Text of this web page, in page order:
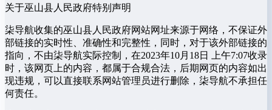
关于巫山县人民政府特别声明
柒导航收集的巫山县人民政府网站网址来源于网络，不保证外
部链接的实时性、准确性和完整性，同时，对于该外部链接的
指向，不由柒导航实际控制，在2023年10月18日 上午7:07收录
时，该网页上的内容，都属于合规合法，后期网页的内容如出
现违规，可以直接联系网站管理员进行删除，柒导航不承担任
何责任。